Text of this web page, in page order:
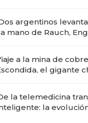
argentinos
mano de Rauch,
a la mina de
el gigante
la telemedicina
la